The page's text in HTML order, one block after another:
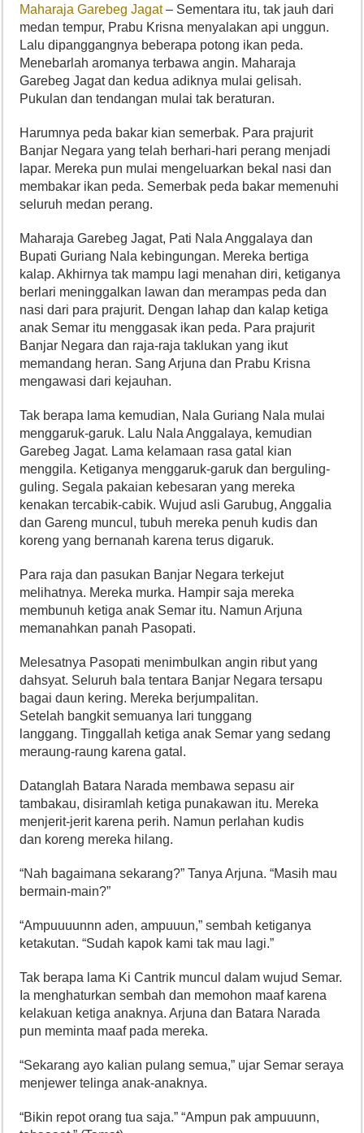
Maharaja Garebeg Jagat– Sementara itu, tak jauh dari
medan tempur, Prabu Krisna menyalakan api unggun.
Lalu dipanggangnya beberapa potong ikan peda.
Menebarlah aromanya terbawa angin. Maharaja
Garebeg Jagat dan kedua adiknya mulai gelisah.
Pukulan dan tendangan mulai tak beraturan.
Harumnya peda bakar kian semerbak. Para prajurit
Banjar Negara yang telah berhari-hari perang menjadi
lapar. Mereka pun mulai mengeluarkan bekal nasi dan
membakar ikan peda. Semerbak peda bakar memenuhi
seluruh medan perang.
Maharaja Garebeg Jagat, Pati Nala Anggalaya dan
Bupati Guriang Nala kebingungan. Mereka bertiga
kalap. Akhirnya tak mampu lagi menahan diri, ketiganya
berlari meninggalkan lawan dan merampas peda dan
nasi dari para prajurit. Dengan lahap dan kalap ketiga
anak Semar itu menggasak ikan peda. Para prajurit
Banjar Negara dan raja-raja taklukan yang ikut
memandang heran. Sang Arjuna dan Prabu Krisna
mengawasi dari kejauhan.
Tak berapa lama kemudian, Nala Guriang Nala mulai
menggaruk-garuk. Lalu Nala Anggalaya, kemudian
Garebeg Jagat. Lama kelamaan rasa gatal kian
menggila. Ketiganya menggaruk-garuk dan berguling-
guling. Segala pakaian kebesaran yang mereka
kenakan tercabik-cabik. Wujud asli Garubug, Anggalia
dan Gareng muncul, tubuh mereka penuh kudis dan
koreng yang bernanah karena terus digaruk.
Para raja dan pasukan Banjar Negara terkejut
melihatnya. Mereka murka. Hampir saja mereka
membunuh ketiga anak Semar itu. Namun Arjuna
memanahkan panah Pasopati.
Melesatnya Pasopati menimbulkan angin ribut yang
dahsyat. Seluruh bala tentara Banjar Negara tersapu
bagai daun kering. Mereka berjumpalitan.
Setelah bangkit semuanya lari tunggang
langgang. Tinggallah ketiga anak Semar yang sedang
meraung-raung karena gatal.
Datanglah Batara Narada membawa sepasu air
tambakau, disiramlah ketiga punakawan itu. Mereka
menjerit-jerit karena perih. Namun perlahan kudis
dan koreng mereka hilang.
“Nah bagaimana sekarang?” Tanya Arjuna. “Masih mau
bermain-main?”
“Ampuuuunnn aden, ampuuun,” sembah ketiganya
ketakutan. “Sudah kapok kami tak mau lagi.”
Tak berapa lama Ki Cantrik muncul dalam wujud Semar.
Ia menghaturkan sembah dan memohon maaf karena
kelakuan ketiga anaknya. Arjuna dan Batara Narada
pun meminta maaf pada mereka.
“Sekarang ayo kalian pulang semua,” ujar Semar seraya
menjewer telinga anak-anaknya.
“Bikin repot orang tua saja.” “Ampun pak ampuuunn,